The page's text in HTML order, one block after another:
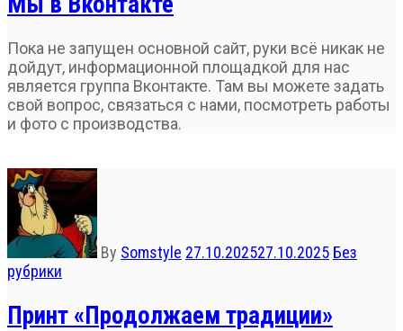
Пока не запущен основной сайт, руки всё никак не
дойдут, информационной площадкой для нас
является группа Вконтакте. Там вы можете задать
свой вопрос, связаться с нами, посмотреть работы
и фото с производства.
By Somstyle 27.10.202527.10.2025 Без
рубрики
Принт «Продолжаем традиции»